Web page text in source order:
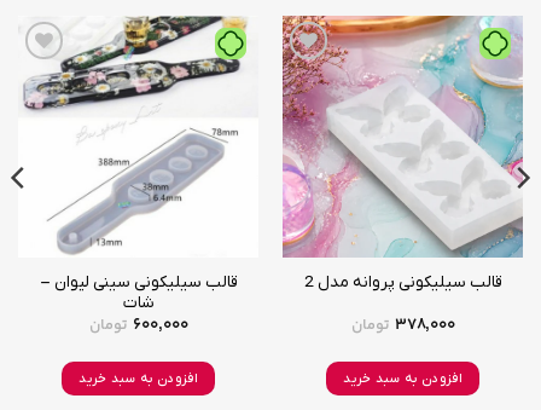
افزودن
به
علاقه
مندی
ها
قالب سیلیکونی پروانه مدل 2
378,000 تومان
افزودن به سبد خرید
افزودن
به
علاقه
قالب سیلیکونی سینی لیوان –
شات
600,000 تومان
افزودن به سبد خرید